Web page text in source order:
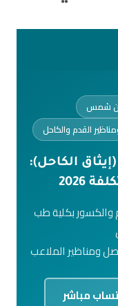
شمس
القدم والكاحل
الكاحل):
2026
والكسور بكلية طب
ومناظير الملاعب
مباشر